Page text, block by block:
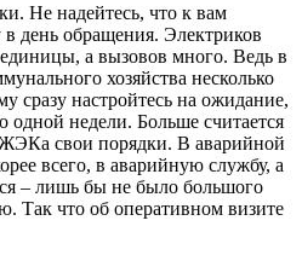
Не надейтесь, что к вам
в день обращения. Электриков
а вызовов много. Ведь в
хозяйства несколько
сразу настройтесь на ожидание,
одной недели. Больше считается
свои порядки. В аварийной
всего, в аварийную службу, а
– лишь бы не было большого
Так что об оперативном визите